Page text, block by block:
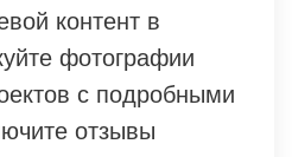
контент в
фотографии
с подробными
отзывы